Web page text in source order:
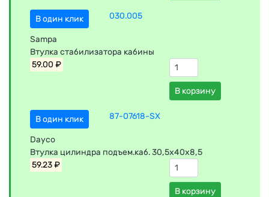
В один клик 030.005
Sampa
Втулка стабилизатора кабины
59.00 ₽
В корзину
В один клик 87-07618-SX
Dayco
Втулка цилиндра подъем.каб. 30,5х40х8,5
59.23 ₽
В корзину